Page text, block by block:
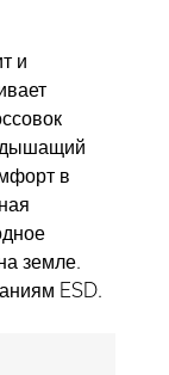
и
дышащий
в
земле.
ESD.